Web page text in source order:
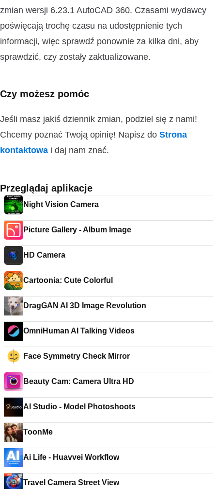
zmian wersji 6.23.1 AutoCAD 360. Czasami wydawcy
poświęcają trochę czasu na udostępnienie tych
informacji, więc sprawdź ponownie za kilka dni, aby
sprawdzić, czy zostały zaktualizowane.
Czy możesz pomóc
Jeśli masz jakiś dziennik zmian, podziel się z nami!
Chcemy poznać Twoją opinię! Napisz do Strona
kontaktowa i daj nam znać.
Przeglądaj aplikacje
Night Vision Camera
Picture Gallery - Album Image
HD Camera
Cartoonia: Cute Colorful
DragGAN AI 3D Image Revolution
OmniHuman AI Talking Videos
Face Symmetry Check Mirror
Beauty Cam: Camera Ultra HD
AI Studio - Model Photoshoots
ToonMe
Ai Life - Huavvei Workflow
Travel Camera Street View